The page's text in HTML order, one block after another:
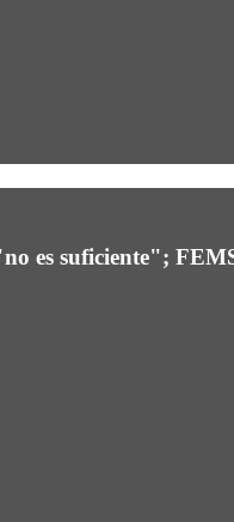
es suficiente";